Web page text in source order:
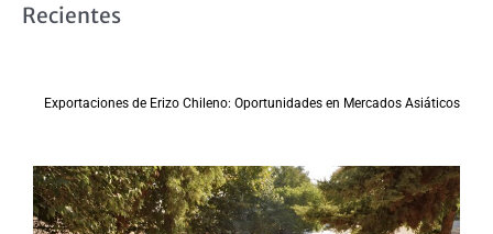
cRecientes
Exportaciones de Erizo Chileno: Oportunidades en Mercados Asiáticos